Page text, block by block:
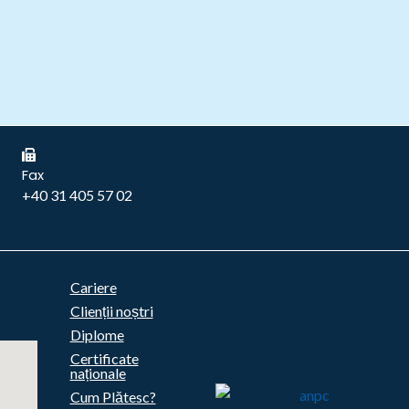
Fax
+40 31 405 57 02
Cariere
Clienții noștri
Diplome
Certificate
naționale
Cum Plătesc?